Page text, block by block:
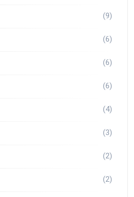
(9)
(6)
(6)
(6)
(4)
(3)
(2)
(2)